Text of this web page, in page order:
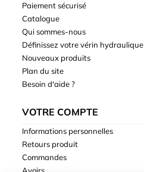
Paiement sécurisé
Catalogue
Qui sommes-nous
Définissez votre vérin hydraulique
Nouveaux produits
Plan du site
Besoin d'aide ?
VOTRE COMPTE
Informations personnelles
Retours produit
Commandes